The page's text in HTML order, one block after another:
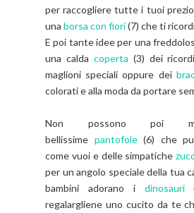
per raccogliere tutte i tuoi
una borsa con fiori(7) che ti
E poi tante idee per una
una calda coperta (3) dei
maglioni speciali oppure dei
colorati e alla moda da portare
Non possono poi
bellissime pantofole(6) che
come vuoi e delle simpatiche
per un angolo speciale della tua
bambini adorano i dinosauri
regalargliene uno cucito da te